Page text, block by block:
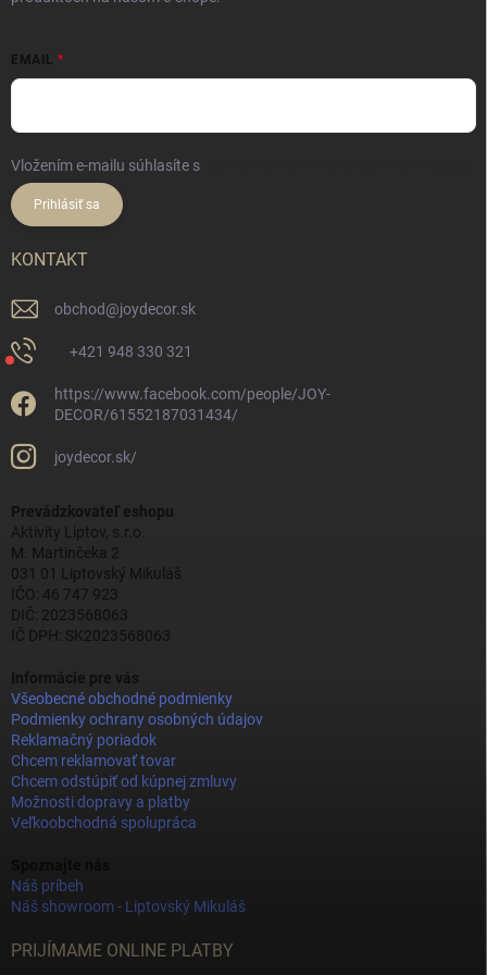
EMAIL
Vložením e-mailu súhlasíte s
Prihlásiť sa
KONTAKT
obchod@joydecor.sk
+421 948 330 321
https://www.facebook.com/people/JOY-
DECOR/61552187031434/
joydecor.sk/
Prevádzkovateľ eshopu
Aktivity Liptov, s.r.o.
M. Martinčeka 2
031 01 Liptovský Mikuláš
IČO: 46 747 923
DIČ: 2023568063
IČ DPH: SK2023568063
Informácie pre vás
Všeobecné obchodné podmienky
Podmienky ochrany osobných údajov
Reklamačný poriadok
Chcem reklamovať tovar
Chcem odstúpiť od kúpnej zmluvy
Možnosti dopravy a platby
Veľkoobchodná spolupráca
Náš príbeh
Náš showroom - Liptovský Mikuláš
PRIJÍMAME ONLINE PLATBY